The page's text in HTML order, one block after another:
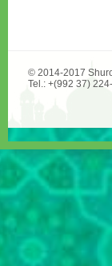
Tel.: +(992 37)